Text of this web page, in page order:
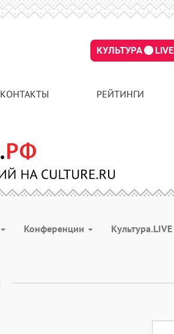
КУЛЬТУРА LIVE
КОНТАКТЫ РЕЙТИНГИ
Конференции Культура.LIVE